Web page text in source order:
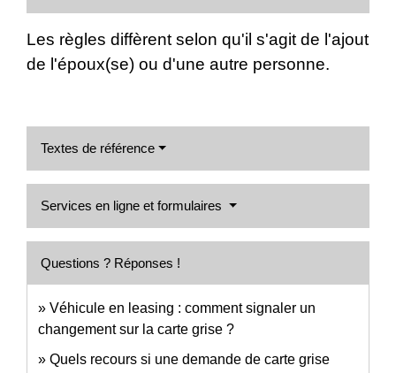
Les règles diffèrent selon qu'il s'agit de l'ajout
de l'époux(se) ou d'une autre personne.
Textes de référence
Services en ligne et formulaires
Questions ? Réponses !
Véhicule en leasing : comment signaler un
changement sur la carte grise ?
Quels recours si une demande de carte grise